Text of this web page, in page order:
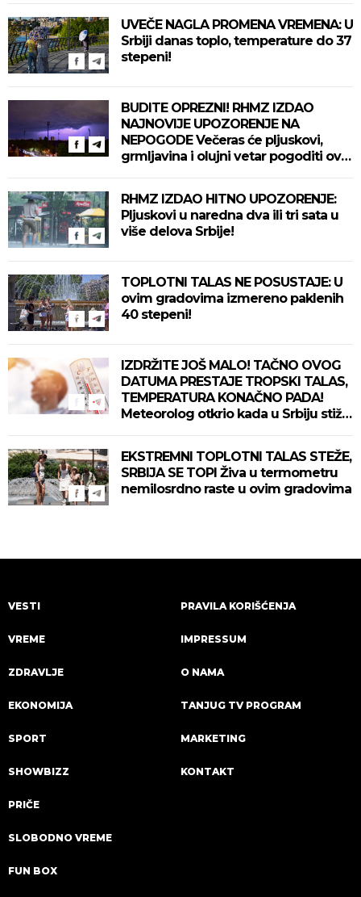
UVEČE NAGLA PROMENA VREMENA: U
Srbiji danas toplo, temperature do 37
stepeni!
BUDITE OPREZNI! RHMZ IZDAO
NAJNOVIJE UPOZORENJE NA
NEPOGODE Večeras će pljuskovi,
grmljavina i olujni vetar pogoditi ove
RHMZ IZDAO HITNO UPOZORENJE:
Pljuskovi u naredna dva ili tri sata u
više delova Srbije!
TOPLOTNI TALAS NE POSUSTAJE: U
ovim gradovima izmereno paklenih
40 stepeni!
IZDRŽITE JOŠ MALO! TAČNO OVOG
DATUMA PRESTAJE TROPSKI TALAS,
TEMPERATURA KONAČNO PADA!
Meteorolog otkrio kada u Srbiju stiže
EKSTREMNI TOPLOTNI TALAS STEŽE,
SRBIJA SE TOPI Živa u termometru
nemilosrdno raste u ovim gradovima
VESTI
VREME
ZDRAVLJE
EKONOMIJA
SPORT
SHOWBIZZ
PRIČE
SLOBODNO VREME
FUN BOX
PRAVILA KORIŠĆENJA
IMPRESSUM
O NAMA
TANJUG TV PROGRAM
MARKETING
KONTAKT